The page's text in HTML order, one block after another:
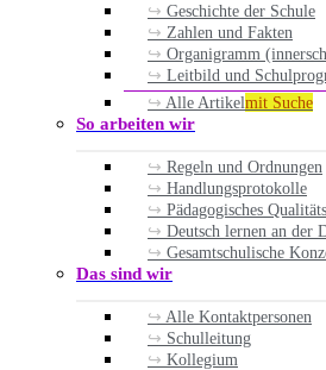
Geschichte der Schule
Zahlen und Fakten
Organigramm
Leitbild und
Alle Artikelmit Suche
So arbeiten wir
Regeln und Ordnungen
Handlungsprotokolle
Pädagogisches
Deutsch lernen an der
Gesamtschulische
Das sind wir
Alle Kontaktpersonen
Schulleitung
Kollegium